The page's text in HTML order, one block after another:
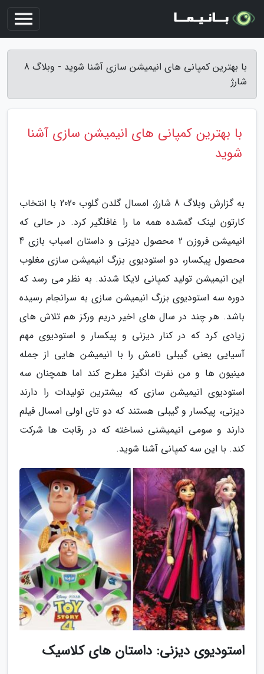
با بهترین کمپانی های انیمیشن سازی آشنا شوید - وبلاگ 8
شارژ
با بهترین کمپانی های انیمیشن سازی آشنا
شوید
به گزارش وبلاگ 8 شارژ، امسال گلدن گلوب 2020 با انتخاب
کارتون لینک گمشده همه ما را غافلگیر کرد. در حالی که
انیمیشن فروزن 2 محصول دیزنی و داستان اسباب بازی 4
محصول پیکسار، دو استودیوی بزرگ انیمیشن سازی مغلوب
این انیمیشن تولید کمپانی لایکا شدند. به نظر می رسد که
دوره سه استودیوی بزرگ انیمیشن سازی به سرانجام رسیده
باشد. هر چند در سال های اخیر دریم ورکز هم تلاش های
زیادی کرد که در کنار دیزنی و پیکسار و استودیوی مهم
آسیایی یعنی گیبلی نامش را با انیمیشن هایی از جمله
مینیون ها و من نفرت انگیز مطرح کند اما همچنان سه
استودیوی انیمیشن سازی که بیشترین تولیدات را دارند
دیزنی، پیکسار و گیبلی هستند که دو تای اولی امسال فیلم
دارند و سومی انیمیشنی نساخته که در رقابت ها شرکت
کند. با این سه کمپانی آشنا شوید.
استودیوی دیزنی: داستان های کلاسیک